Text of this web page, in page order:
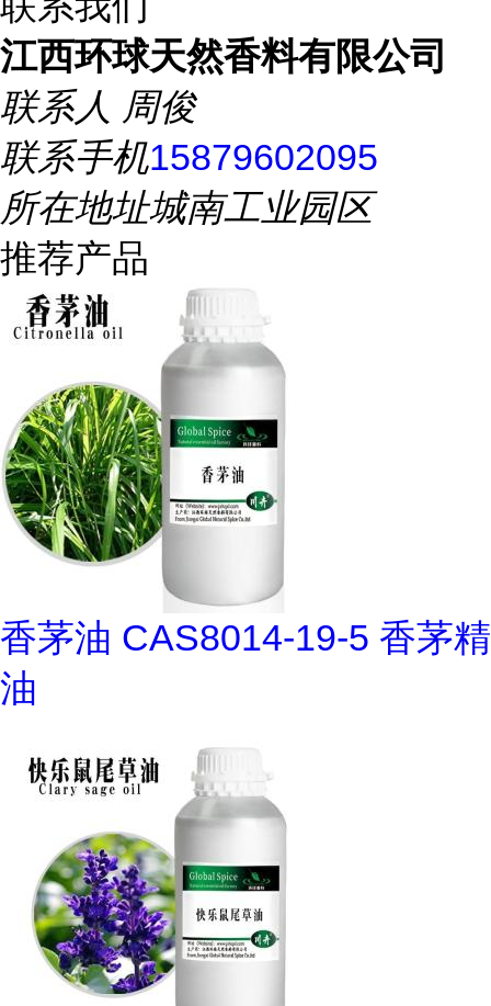
江西环球天然香料有限公司
联系人 周俊
联系手机15879602095
所在地址城南工业园区
推荐产品
香茅油 CAS8014-19-5 香茅精
油